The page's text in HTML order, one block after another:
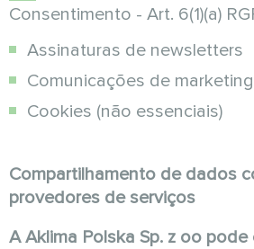
Consentimento - Art. 6(1)(a)
Assinaturas de newsletters
Comunicações de marketing
Cookies (não essenciais)
Compartilhamento de dados
provedores de serviços
A Aklima Polska Sp. z oo